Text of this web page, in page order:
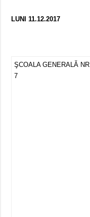
LUNI 11.12.2017
ŞCOALA GENERALĂ NR.
7